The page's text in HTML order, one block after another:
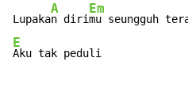
Lupaka
A
n diri
Em
mu seungguh
E
Aku tak peduli